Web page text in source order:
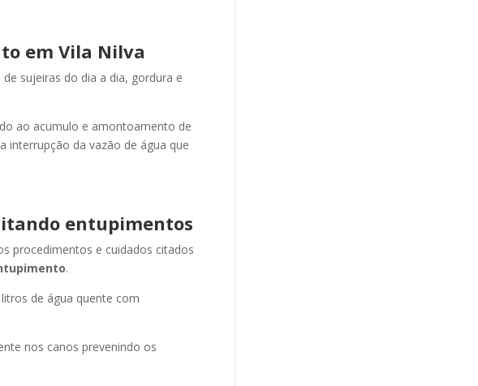
em Vila Nilva
sujeiras do dia a dia, gordura e
ao acumulo e amontoamento de
interrupção da vazão de água que
entupimentos
procedimentos e cuidados citados
.
de água quente com
nos canos prevenindo os